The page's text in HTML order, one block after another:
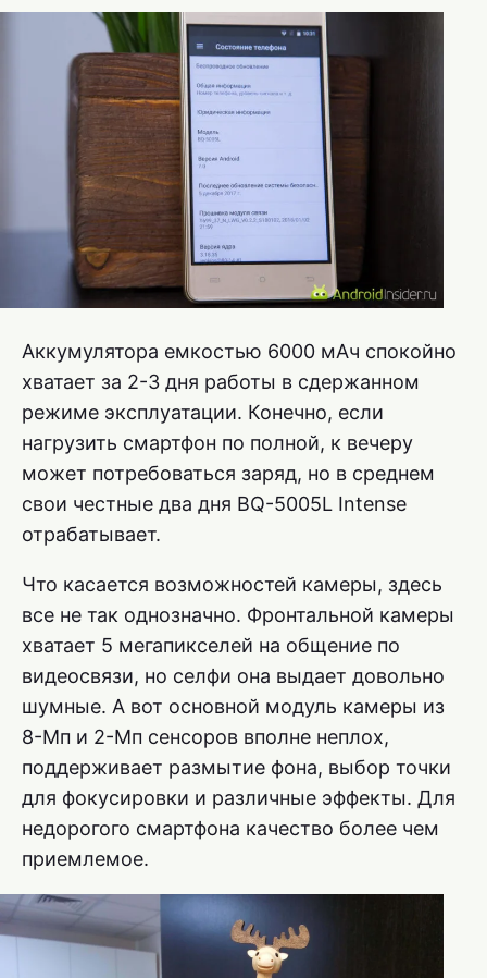
Аккумулятора емкостью 6000 мАч спокойно
хватает за 2-3 дня работы в сдержанном
режиме эксплуатации. Конечно, если
нагрузить смартфон по полной, к вечеру
может потребоваться заряд, но в среднем
свои честные два дня BQ-5005L Intense
отрабатывает.
Что касается возможностей камеры, здесь
все не так однозначно. Фронтальной камеры
хватает 5 мегапикселей на общение по
видеосвязи, но селфи она выдает довольно
шумные. А вот основной модуль камеры из
8-Мп и 2-Мп сенсоров вполне неплох,
поддерживает размытие фона, выбор точки
для фокусировки и различные эффекты. Для
недорогого смартфона качество более чем
приемлемое.